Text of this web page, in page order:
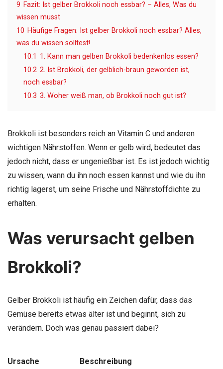
9 Fazit: Ist gelber Brokkoli noch essbar? – Alles, Was du
wissen musst
10 Häufige Fragen: Ist gelber Brokkoli noch essbar? Alles,
was du wissen solltest!
10.1 1. Kann man gelben Brokkoli bedenkenlos essen?
10.2 2. Ist Brokkoli, der gelblich-braun geworden ist,
noch essbar?
10.3 3. Woher weiß man, ob Brokkoli noch gut ist?
Brokkoli ist besonders reich an Vitamin C und anderen
wichtigen Nährstoffen. Wenn er gelb wird, bedeutet das
jedoch nicht, dass er ungenießbar ist. Es ist jedoch wichtig
zu wissen, wann du ihn noch essen kannst und wie du ihn
richtig lagerst, um seine Frische und Nährstoffdichte zu
erhalten.
Was verursacht gelben
Brokkoli?
Gelber Brokkoli ist häufig ein Zeichen dafür, dass das
Gemüse bereits etwas älter ist und beginnt, sich zu
verändern. Doch was genau passiert dabei?
Ursache Beschreibung